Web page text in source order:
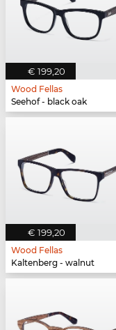
€ 199,20
Wood Fellas
Seehof - black oak
€ 199,20
Wood Fellas
Kaltenberg - walnut